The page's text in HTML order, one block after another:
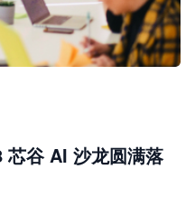
芯谷 AI 沙龙圆满落